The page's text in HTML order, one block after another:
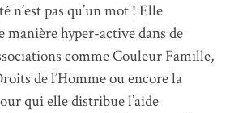
n’est pas qu’un mot ! Elle
manière hyper-active dans de
comme Couleur Famille,
de l’Homme ou encore la
qui elle distribue l’aide